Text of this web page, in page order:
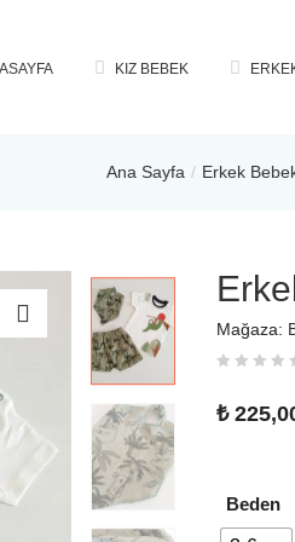
KIZ BEBEK
Ana Sayfa Erkek
Mağaza:
₺
Beden